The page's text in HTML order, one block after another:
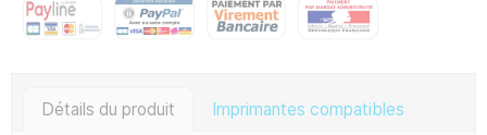
Détails du produit Imprimantes compatibles